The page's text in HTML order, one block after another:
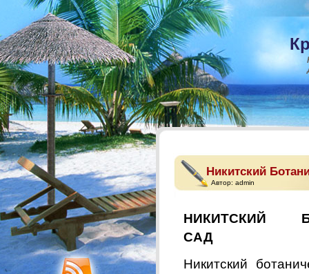
Никитский
Автор: admin
НИКИТСКИЙ
САД
Никитский